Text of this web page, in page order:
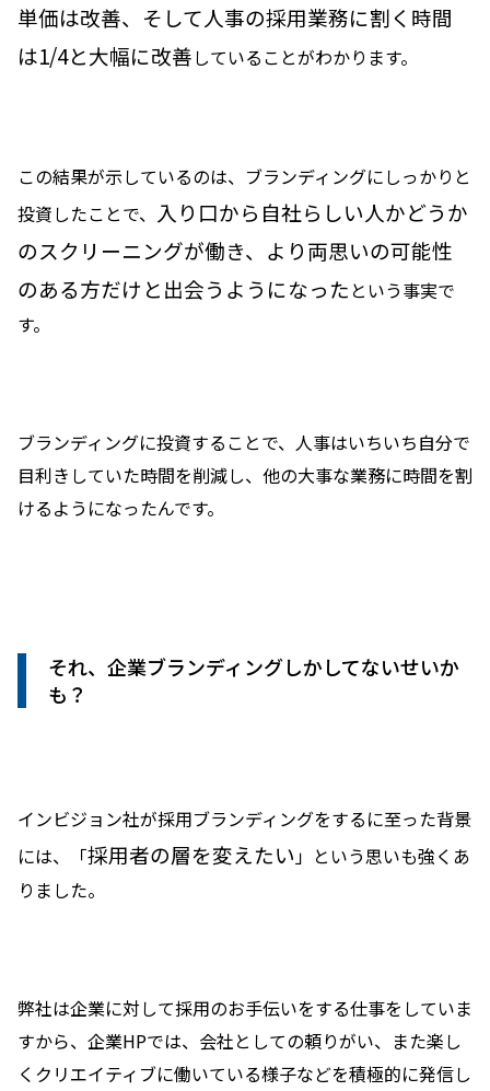
単価は改善、そして人事の採用業務に割く時間
は1/4と大幅に改善していることがわかります。
この結果が示しているのは、ブランディングにしっかりと
投資したことで、 入り口から自社らしい人かどうか
のスクリーニングが働き、より両思いの可能性
のある方だけと出会うようになった という事実で
す。
ブランディングに投資することで、人事はいちいち自分で
目利きしていた時間を削減し、他の大事な業務に時間を割
けるようになったんです。
それ、企業ブランディングしかしてないせいか
も？
インビジョン社が採用ブランディングをするに至った背景
には、「採用者の層を変えたい 」 という思いも強くあ
りました。
弊社は企業に対して採用のお手伝いをする仕事をしていま
すから、企業HPでは、会社としての頼りがい、また楽し
くクリエイティブに働いている様子などを積極的に発信し